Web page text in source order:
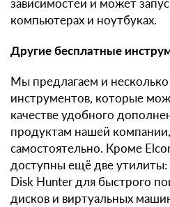
зависимостей и может
компьютерах и ноутбуках.
Другие бесплатные
Мы предлагаем и
инструментов, которые
качестве удобного
продуктам нашей
самостоятельно. Кроме
доступны ещё две утилиты:
Disk Hunter для быстрого
дисков и виртуальных